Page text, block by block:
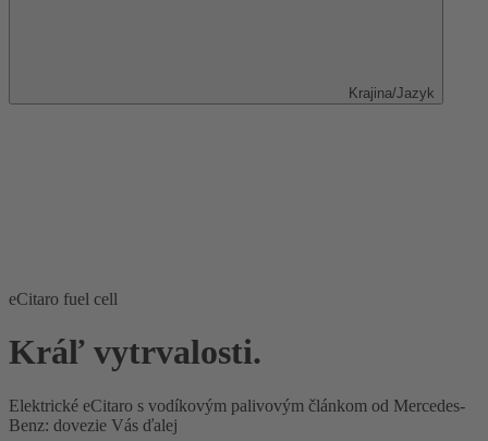
Krajina/Jazyk
eCitaro fuel cell
Kráľ vytrvalosti.
Elektrické eCitaro s vodíkovým palivovým článkom od Mercedes-
Benz: dovezie Vás ďalej